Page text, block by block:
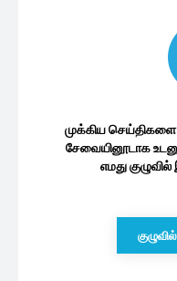
முக்கிய
சேவையினூடாக
எமது